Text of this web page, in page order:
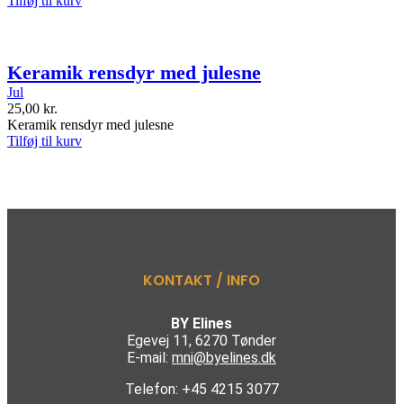
Keramik rensdyr med julesne
Jul
25,00 kr.
Keramik rensdyr med julesne
Tilføj til kurv
KONTAKT / INFO
BY Elines
Egevej 11, 6270 Tønder
E-mail: mni@byelines.dk
Telefon: +45 4215 3077